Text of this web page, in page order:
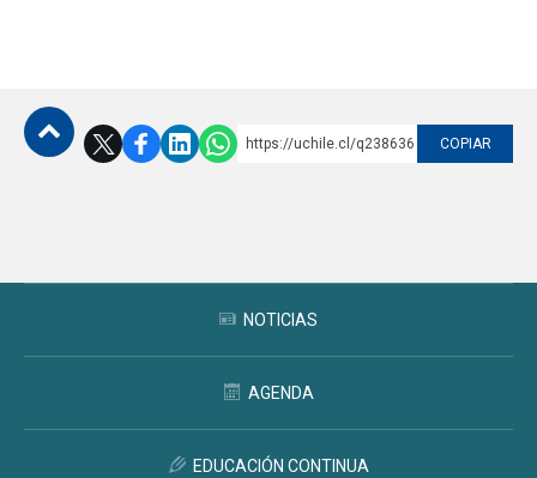
https://uchile.cl/q238636 COPIAR
NOTICIAS
AGENDA
EDUCACIÓN CONTINUA